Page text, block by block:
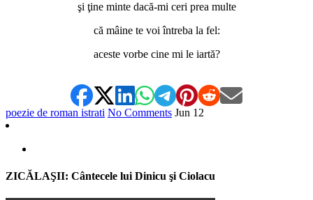
şi ţine minte dacă-mi ceri prea multe
că mâine te voi întreba la fel:
aceste vorbe cine mi le iartă?
poezie de roman istrati No Comments Jun 12
ZICĂLAŞII: Cântecele lui Dinicu şi Ciolacu